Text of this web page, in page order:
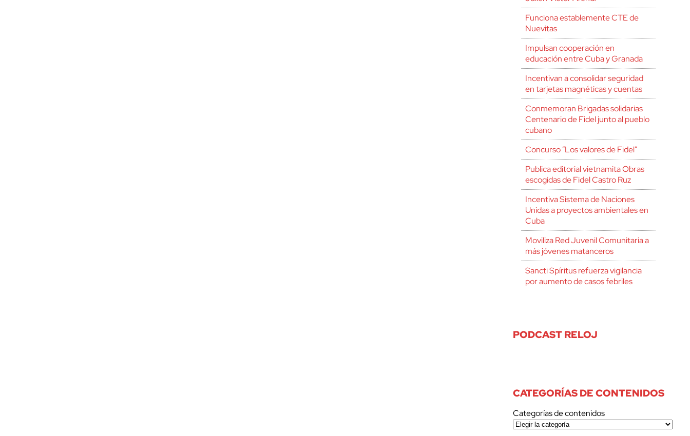
Funciona establemente CTE de
Nuevitas
Impulsan cooperación en
educación entre Cuba y Granada
Incentivan a consolidar seguridad
en tarjetas magnéticas y cuentas
Conmemoran Brigadas solidarias
Centenario de Fidel junto al pueblo
cubano
Concurso “Los valores de Fidel”
Publica editorial vietnamita Obras
escogidas de Fidel Castro Ruz
Incentiva Sistema de Naciones
Unidas a proyectos ambientales en
Cuba
Moviliza Red Juvenil Comunitaria a
más jóvenes matanceros
Sancti Spíritus refuerza vigilancia
por aumento de casos febriles
PODCAST RELOJ
CATEGORÍAS DE CONTENIDOS
Categorías de contenidos